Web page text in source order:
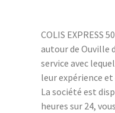
COLIS EXPRESS
autour de Ouville
service avec
leur expérience
La société est
heures sur 24,